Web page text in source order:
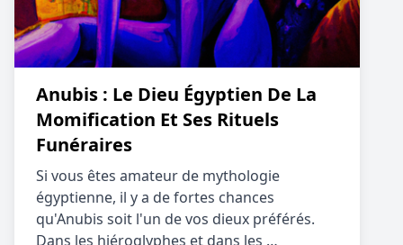
Anubis : Le Dieu Égyptien De La
Momification Et Ses Rituels
Funéraires
Si vous êtes amateur de mythologie
égyptienne, il y a de fortes chances
qu'Anubis soit l'un de vos dieux préférés.
Dans les hiéroglyphes et dans les …